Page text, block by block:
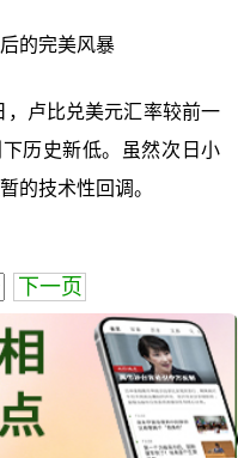
的完美风暴
，卢比兑美元汇率较前一
历史新低。虽然次日小
的技术性回调。
下一页